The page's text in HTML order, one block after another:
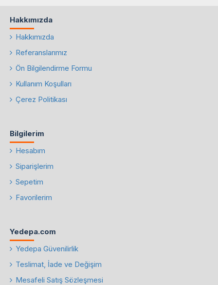
Hakkımızda
Hakkımızda
Referanslarımız
Ön Bilgilendirme Formu
Kullanım Koşulları
Çerez Politikası
Bilgilerim
Hesabım
Siparişlerim
Sepetim
Favorilerim
Yedepa.com
Yedepa Güvenilirlik
Teslimat, İade ve Değişim
Mesafeli Satış Sözleşmesi